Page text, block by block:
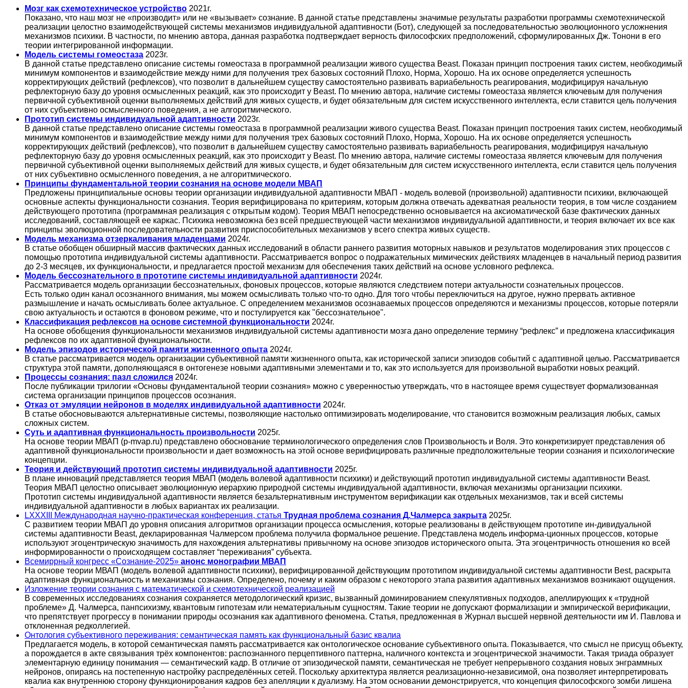
Мозг как схемотехническое устройство 2021г.
Показано, что наш мозг не «производит» или не «вызывает» сознание. В данной статье представлены значимые результаты разработки программы схемотехнической
реализации целостно взаимодействующей системы механизмов индивидуальной адаптивности (Бот), следующей за последовательностью эволюционного усложнения
механизмов психики. В частности, по мнению автора, данная разработка подтверждает верность философских предположений, сформулированных Дж. Тонони в его
теории интегрированной информации.
Модель системы гомеостаза 2023г.
В данной статье представлено описание системы гомеостаза в программной реализации живого существа Beast. Показан принцип построения таких систем, необходимый
минимум компонентов и взаимодействие между ними для получения трех базовых состояний Плохо, Норма, Хорошо. На их основе определяется успешность
корректирующих действий (рефлексов), что позволит в дальнейшем существу самостоятельно развивать вариабельность реагирования, модифицируя начальную
рефлекторную базу до уровня осмысленных реакций, как это происходит у Beast. По мнению автора, наличие системы гомеостаза является ключевым для получения
первичной субъективной оценки выполняемых действий для живых существ, и будет обязательным для систем искусственного интеллекта, если ставится цель получения
от них субъективно осмысленного поведения, а не алгоритмического.
Прототип системы индивидуальной адаптивности 2023г.
В данной статье представлено описание системы гомеостаза в программной реализации живого существа Beast. Показан принцип построения таких систем, необходимый
минимум компонентов и взаимодействие между ними для получения трех базовых состояний Плохо, Норма, Хорошо. На их основе определяется успешность
корректирующих действий (рефлексов), что позволит в дальнейшем существу самостоятельно развивать вариабельность реагирования, модифицируя начальную
рефлекторную базу до уровня осмысленных реакций, как это происходит у Beast. По мнению автора, наличие системы гомеостаза является ключевым для получения
первичной субъективной оценки выполняемых действий для живых существ, и будет обязательным для систем искусственного интеллекта, если ставится цель получения
от них субъективно осмысленного поведения, а не алгоритмического.
Принципы фундаментальной теории сознания на основе модели МВАП
Предложены принципиальные основы теории организации индивидуальной адаптивности МВАП - модель волевой (произвольной) адаптивности психики, включающей
основные аспекты функциональности сознания. Теория верифицирована по критериям, которым должна отвечать адекватная реальности теория, в том числе созданием
действующего прототипа (программная реализация с открытым кодом). Теория МВАП непосредственно основывается на аксиоматической базе фактических данных
исследований, составляющей ее каркас. Психика невозможна без всей предшествующей части механизмов индивидуальной адаптивности, и теория включает их все как
принципы эволюционной последовательности развития приспособительных механизмов у всего спектра живых существ.
Модель механизма отзеркаливания младенцами 2024г.
В статье обобщен обширный массив фактических данных исследований в области раннего развития моторных навыков и результатов моделирования этих процессов с
помощью прототипа индивидуальной системы адаптивности. Рассматривается вопрос о подражательных мимических действиях младенцев в начальный период развития
до 2-3 месяцев, их функциональности, и предлагается простой механизм для обеспечения таких действий на основе условного рефлекса.
Модель бессознательного в прототипе системы индивидуальной адаптивности 2024г.
Рассматривается модель организации бессознательных, фоновых процессов, которые являются следствием потери актуальности сознательных процессов.
Есть только один канал осознанного внимания, мы можем осмысливать только что-то одно. Для того чтобы переключиться на другое, нужно прервать активное
размышление и начать осмысливать более актуальное. С определением механизмов осознаваемых процессов определяются и механизмы процессов, которые потеряли
свою актуальность и остаются в фоновом режиме, что и постулируется как "бессознательное".
Классификация рефлексов на основе системной функциональности 2024г.
На основе обобщения функциональности механизмов индивидуальной системы адаптивности мозга дано определение термину “рефлекс” и предложена классификация
рефлексов по их адаптивной функциональности.
Модель эпизодов исторической памяти жизненного опыта 2024г.
В статье рассматривается модель организации субъективной памяти жизненного опыта, как исторической записи эпизодов событий с адаптивной целью. Рассматривается
структура этой памяти, дополняющаяся в онтогенезе новыми адаптивными элементами и то, как это используется для произвольной выработки новых реакций.
Процессы сознания: пазл сложился 2024г.
После публикации трилогии «Основы фундаментальной теории сознания» можно с уверенностью утверждать, что в настоящее время существует формализованная
система организации принципов процессов осознания.
Отказ от эмуляции нейронов в моделях индивидуальной адаптивности 2024г.
В статье обосновываются альтернативные системы, позволяющие настолько оптимизировать моделирование, что становится возможным реализация любых, самых
сложных систем.
Суть и адаптивная функциональность произвольности 2025г.
На основе теории МВАП (p-mvap.ru) представлено обоснование терминологического определения слов Произвольность и Воля. Это конкретизирует представления об
адаптивной функциональности произвольности и дает возможность на этой основе верифицировать различные предположительные теории сознания и психологические
концепции.
Теория и действующий прототип системы индивидуальной адаптивности 2025г.
В плане инноваций представляется теория МВАП (модель волевой адаптивности психики) и действующий прототип индивидуальной системы адаптивности Beast.
Теория МВАП целостно описывает эволюционную иерархию природной системы индивидуальной адаптивности, включая механизмы организации психики.
Прототип системы индивидуальной адаптивности является безальтернативным инструментом верификации как отдельных механизмов, так и всей системы
индивидуальной адаптивности в любых вариантах их реализации.
LXXXIII Международная научно-практическая конференция, статья Трудная проблема сознания Д.Чалмерса закрыта 2025г.
С развитием теории МВАП до уровня описания алгоритмов организации процесса осмысления, которые реализованы в действующем прототипе ин-дивидуальной
системы адаптивности Beast, декларированная Чалмерсом проблема получила формальное решение. Представлена модель информа-ционных процессов, которые
используют эгоцентрическую значимость для нахождения альтернативы привычному на основе эпизодов исторического опыта. Эта эгоцентричность отношения ко всей
информированности о происходящем составляет “переживания” субъекта.
Всемиррный конгресс «Сознание-2025» анонс монографии МВАП
На основе теории МВАП (модель волевой адаптивности психики), верифицированной действующим прототипом индивидуальной системы адаптивности Best, раскрыта
адаптивная функциональность и механизмы сознания. Определено, почему и каким образом с некоторого этапа развития адаптивных механизмов возникают ощущения.
Изложение теории сознания с математической и схемотехнической реализацией
В современных исследованиях сознания сохраняется методологический кризис, вызванный доминированием спекулятивных подходов, апеллирующих к «трудной
проблеме» Д. Чалмерса, панпсихизму, квантовым гипотезам или нематериальным сущностям. Такие теории не допускают формализации и эмпирической верификации,
что препятствует прогрессу в понимании природы осознания как адаптивного феномена. Статья, предложенная в Журнал высшей нервной деятельности им И. Павлова и
отклоненная редколлегией.
Онтология субъективного переживания: семантическая память как функциональный базис квалиа
Предлагается модель, в которой семантическая память рассматривается как онтологическое основание субъективного опыта. Показывается, что смысл не присущ объекту,
а порождается в акте связывания трёх компонентов: распознанного перцептивного паттерна, наличного контекста и эгоцентрической значимости. Такая триада образует
элементарную единицу понимания — семантический кадр. В отличие от эпизодической памяти, семантическая не требует непрерывного создания новых энграммных
нейронов, опираясь на постепенную настройку распределённых сетей. Поскольку архитектура является реализационно-независимой, она позволяет интерпретировать
квалиа как внутреннюю сторону функционирования кадров без апелляции к дуализму. На этом основании демонстрируется, что концепция философского зомби лишена